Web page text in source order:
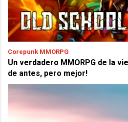
Corepunk MMORPG
Un verdadero MMORPG de la
de antes, pero mejor!